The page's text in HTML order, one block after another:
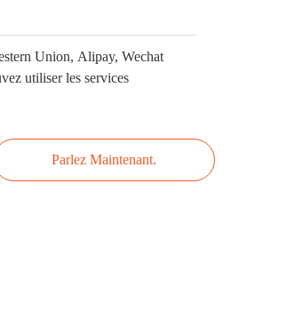
Union, Alipay, Wechat
utiliser les services
Parlez Maintenant.